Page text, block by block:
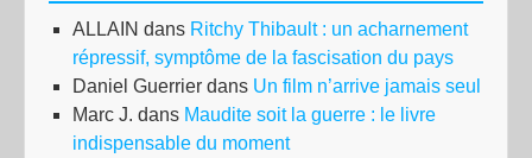
ALLAIN dans Ritchy Thibault : un acharnement
répressif, symptôme de la fascisation du pays
Daniel Guerrier dans Un film n’arrive jamais seul
Marc J. dans Maudite soit la guerre : le livre
indispensable du moment